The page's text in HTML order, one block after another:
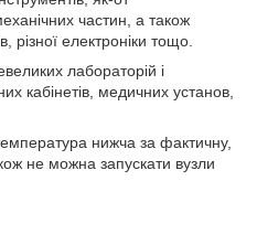
частин, а також
різної електроніки тощо.
лабораторій і
кабінетів, медичних установ,
нижча за фактичну,
не можна запускати вузли